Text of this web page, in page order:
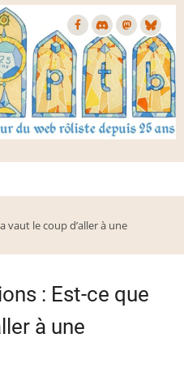
vaut le coup d’aller à une
: Est-ce que
à une